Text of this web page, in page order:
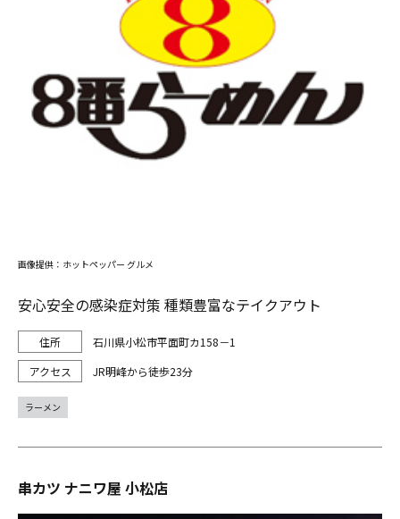
安心安全の感染症対策 種類豊富なテイクアウト
石川県小松市平面町カ158－1
JR明峰から徒歩23分
画像提供：ホットペッパー グルメ
ラーメン
串カツ ナニワ屋 小松店